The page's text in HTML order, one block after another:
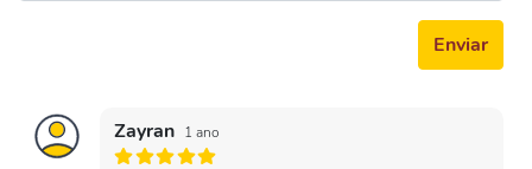
Enviar
Zayran 1 ano